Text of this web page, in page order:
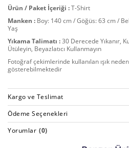
Ürün / Paket İçeriği :T-Shirt
Manken : Boy: 140 cm / Göğüs: 63 cm /
Yaş
Yıkama Talimatı :30 Derecede Yıkanır,
Ütüleyin, Beyazlatıcı Kullanmayın
Fotoğraf çekimlerinde kullanılan ışık
gösterebilmektedir
Kargo ve Teslimat
Ödeme Seçenekleri
Yorumlar (0)